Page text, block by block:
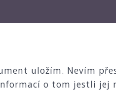
uložím. Nevím
o tom jestli jej